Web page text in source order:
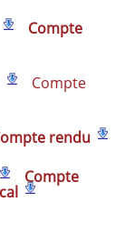
Compte
Compte
rendu
Compte